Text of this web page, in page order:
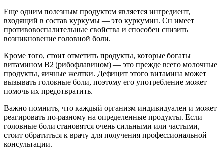
Еще одним полезным продуктом является ингредиент,
входящий в состав куркумы — это куркумин. Он имеет
противовоспалительные свойства и способен снизить
возникновение головной боли.
Кроме того, стоит отметить продукты, которые богаты
витамином В2 (рибофлавином) — это прежде всего молочные
продукты, яичные желтки. Дефицит этого витамина может
вызывать головные боли, поэтому его употребление может
помочь их предотвратить.
Важно помнить, что каждый организм индивидуален и может
реагировать по-разному на определенные продукты. Если
головные боли становятся очень сильными или частыми,
стоит обратиться к врачу для получения профессиональной
консультации.